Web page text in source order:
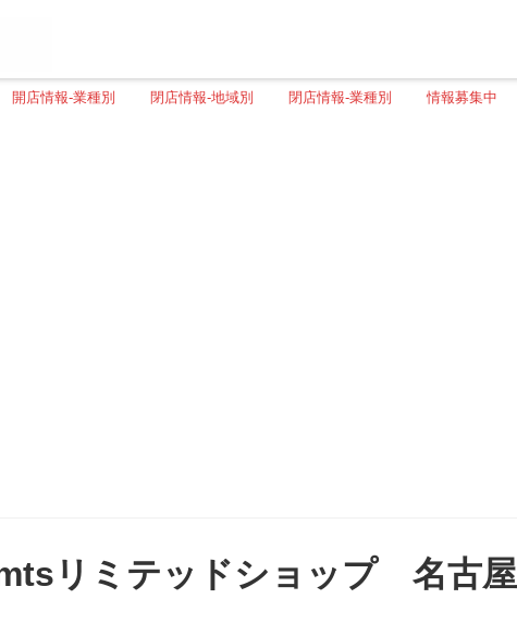
開店情報-業種別 閉店情報-地域別 閉店情報-業種別 情報募集中
リミテッドショップ 名古屋